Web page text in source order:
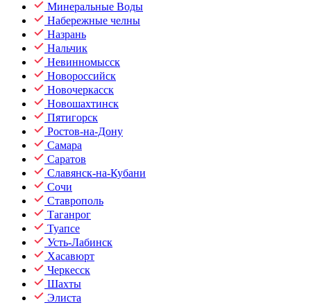
Минеральные Воды
Набережные челны
Назрань
Нальчик
Невинномысск
Новороссийск
Новочеркасск
Новошахтинск
Пятигорск
Ростов-на-Дону
Самара
Саратов
Славянск-на-Кубани
Сочи
Ставрополь
Таганрог
Туапсе
Усть-Лабинск
Хасавюрт
Черкесск
Шахты
Элиста